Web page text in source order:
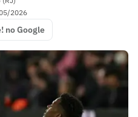
2026
no Google